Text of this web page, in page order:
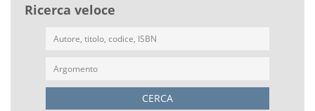
Ricerca veloce
CERCA